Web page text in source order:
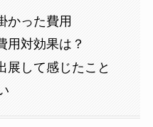
かった費用
用対効果は？​
展して感じたこと